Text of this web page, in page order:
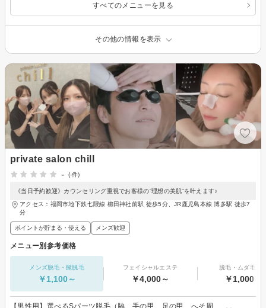
すべてのメニューを見る
その他の情報を表示
private salon chill
-
(-件)
《当日予約歓迎》カウンセリング重視でお客様の”理想の美肌”を叶えます♪
アクセス：福岡市地下鉄七隈線 櫛田神社前駅 徒歩5分、JR鹿児島本線 博多駅 徒歩7
分
ポイントが貯まる・使える メンズ歓迎
メニュー別参考価格
メンズ脱毛・髭脱毛
￥1,100～
フェイシャルエステ
￥4,000～
脱毛・ムダ毛処
￥1,000～
【男性用】選べるSパーツ脱毛（脇、手の甲、足の甲、へそ周